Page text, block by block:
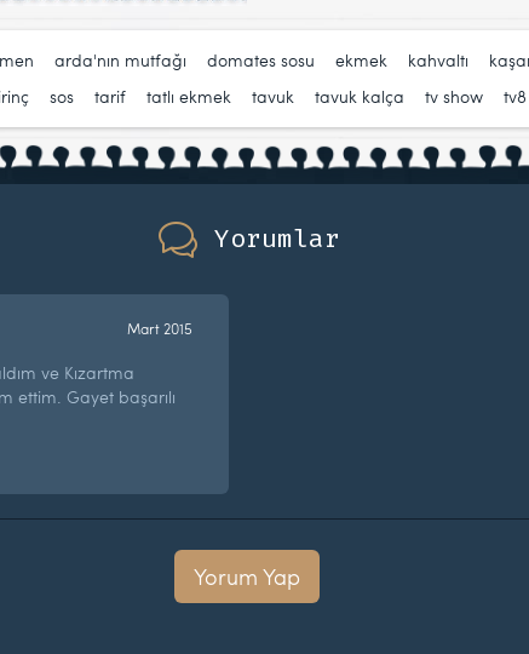
arda'nın mutfağı domates sosu ekmek kahvaltı
sos tarif tatlı ekmek tavuk tavuk kalça tv show tv8
Yorumlar
Mart 2015
ve Kızartma
ettim. Gayet başarılı
Yorum Yap